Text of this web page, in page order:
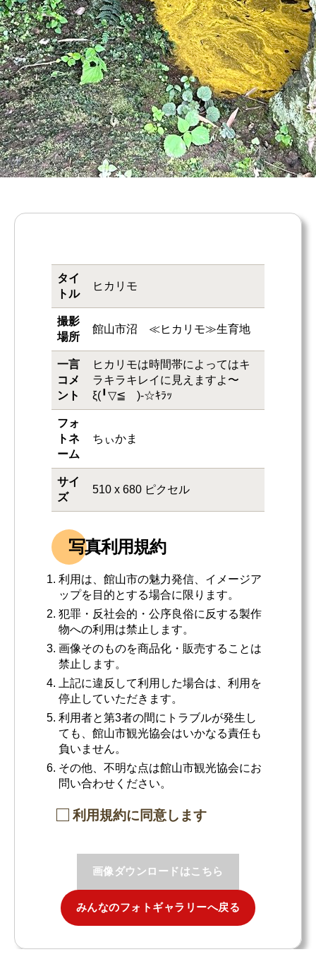
タイ
トル
ヒカリモ
撮影
場所
館山市沼 ≪ヒカリモ≫生育地
一言
コメ
ント
ヒカリモは時間帯によってはキ
ラキラキレイに見えますよ〜
ξ(╹▽≦ゞ)-☆ｷﾗｯ
フォ
トネ
ーム
ちぃかま
サイ
ズ
510 x 680 ピクセル
写真利用規約
利用は、館山市の魅力発信、イメージア
ップを目的とする場合に限ります。
犯罪・反社会的・公序良俗に反する製作
物への利用は禁止します。
画像そのものを商品化・販売することは
禁止します。
上記に違反して利用した場合は、利用を
停止していただきます。
利用者と第3者の間にトラブルが発生し
ても、館山市観光協会はいかなる責任も
負いません。
その他、不明な点は館山市観光協会にお
問い合わせください。
利用規約に同意します
画像ダウンロードはこちら
みんなのフォトギャラリーへ戻る